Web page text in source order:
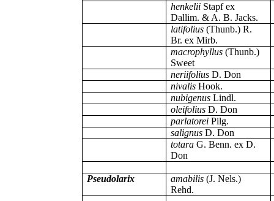
henkeliiStapf ex
Dallim. & A. B. Jacks.
latifolius(Thunb.) R.
Br. ex Mirb.
macrophyllus(Thunb.)
Sweet
neriifoliusD. Don
nivalisHook.
nubigenusLindl.
oleifoliusD. Don
parlatoreiPilg.
salignusD. Don
totaraG. Benn. ex D.
Don
Pseudolarix amabilis(J. Nels.)
Rehd.